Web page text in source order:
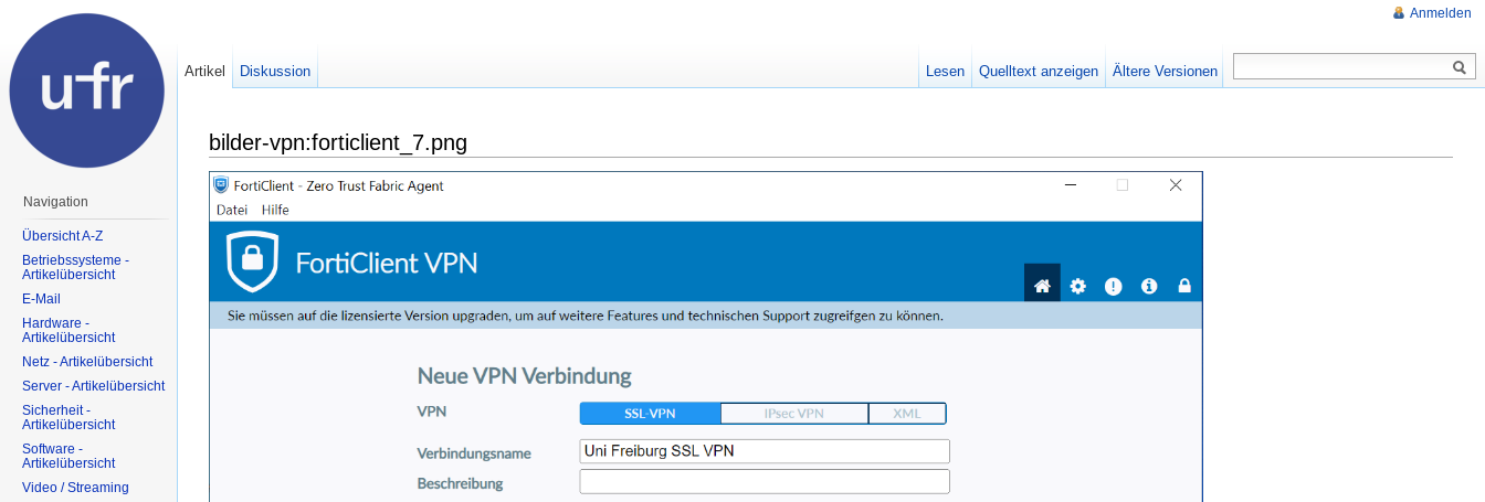
bilder-vpn:forticlient_7.png
Anmelden
Artikel Diskussion Lesen Quelltext anzeigen Ältere Versionen
Navigation
Übersicht A-Z
Betriebssysteme -
Artikelübersicht
E-Mail
Hardware -
Artikelübersicht
Netz - Artikelübersicht
Server - Artikelübersicht
Sicherheit -
Artikelübersicht
Software -
Artikelübersicht
Video / Streaming